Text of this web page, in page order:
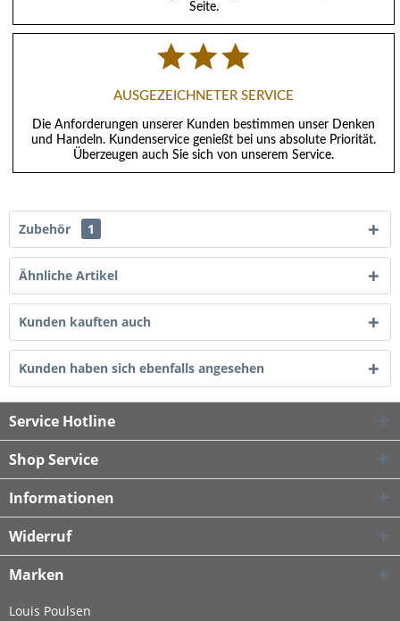
Seite.
AUSGEZEICHNETER SERVICE
Die Anforderungen unserer Kunden bestimmen unser Denken
und Handeln. Kundenservice genießt bei uns absolute Priorität.
Überzeugen auch Sie sich von unserem Service.
Zubehör 1
Ähnliche Artikel
Kunden kauften auch
Kunden haben sich ebenfalls angesehen
Service Hotline
Shop Service
Informationen
Widerruf
Marken
Louis Poulsen